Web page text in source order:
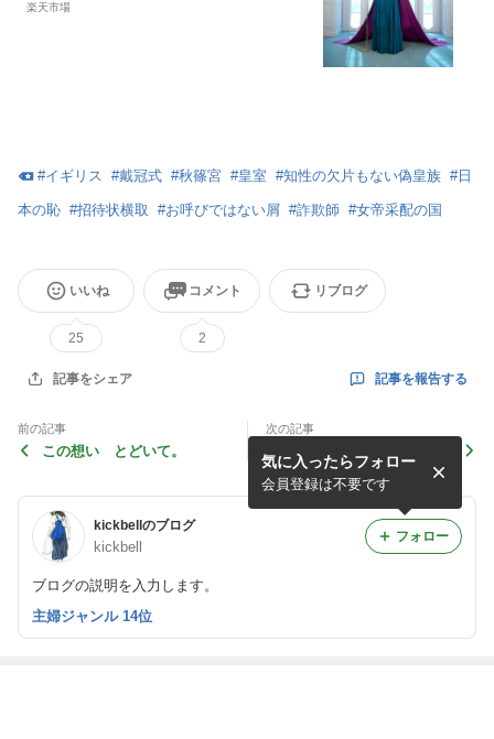
プレ衣装 マント ロングドレス ハロウ
楽天市場
#イギリス #戴冠式 #秋篠宮 #皇室 #知性の欠片もない偽皇族 #日
本の恥 #招待状横取 #お呼びではない屑 #詐欺師 #女帝采配の国
いいね
25
コメント
2
リブログ
記事をシェア 記事を報告する
前の記事
この想い とどいて。
次の記事
「キコ60歳で引きこもる暗
示」占われていた。
kickbellのブログ
kickbell
ブログの説明を入力します。
気に入ったらフォロー
会員登録は不要です
フォロー
主婦ジャンル 14位